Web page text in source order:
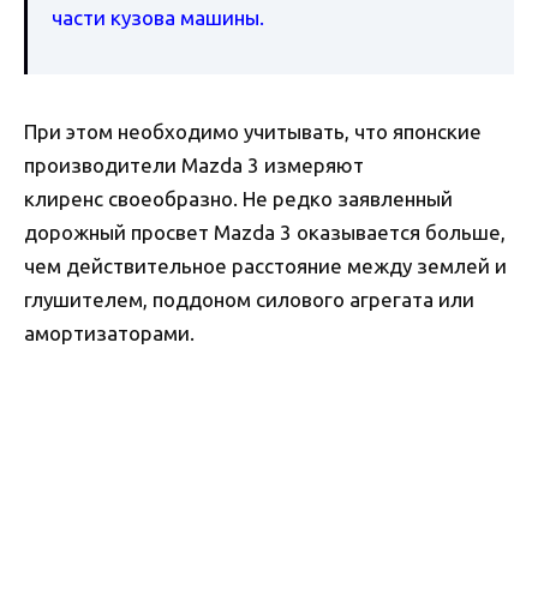
части кузова машины.
При этом необходимо учитывать, что японские
производители Mazda 3 измеряют
клиренс своеобразно. Не редко заявленный
дорожный просвет Mazda 3 оказывается больше,
чем действительное расстояние между землей и
глушителем, поддоном силового агрегата или
амортизаторами.